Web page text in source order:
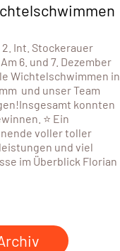
Int. Stockerauer
6. und 7. Dezember
Wichtelschwimmen in
und unser Team
konnten
⭐ Ein
voller toller
und viel
im Überblick Florian